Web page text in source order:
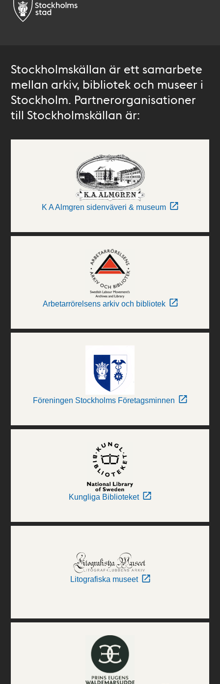
Stockholmskällan är ett samarbete
mellan arkiv, bibliotek och museer i
Stockholm. Partnerorganisationer
till Stockholmskällan är:
K A Almgren sidenväveri & museum
Arbetarrörelsens arkiv och bibliotek
Föreningen Stockholms Företagsminnen
Kungliga Biblioteket
Litografiska museet